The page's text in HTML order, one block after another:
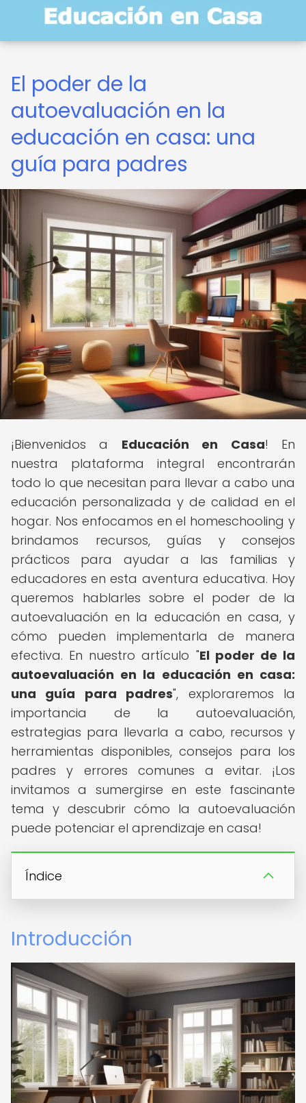
El poder de la
autoevaluación en la
educación en casa: una
guía para padres
¡Bienvenidos a Educación en Casa! En
nuestra plataforma integral encontrarán
todo lo que necesitan para llevar a cabo una
educación personalizada y de calidad en el
hogar. Nos enfocamos en el homeschooling y
brindamos recursos, guías y consejos
prácticos para ayudar a las familias y
educadores en esta aventura educativa. Hoy
queremos hablarles sobre el poder de la
autoevaluación en la educación en casa, y
cómo pueden implementarla de manera
efectiva. En nuestro artículo "El poder de la
autoevaluación en la educación en casa:
una guía para padres", exploraremos la
importancia de la autoevaluación,
estrategias para llevarla a cabo, recursos y
herramientas disponibles, consejos para los
padres y errores comunes a evitar. ¡Los
invitamos a sumergirse en este fascinante
tema y descubrir cómo la autoevaluación
puede potenciar el aprendizaje en casa!
Índice
Introducción